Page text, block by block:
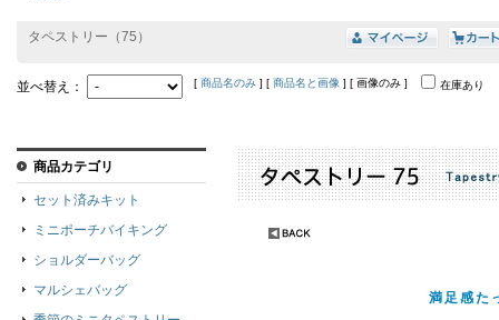
タペストリー（75）
並べ替え： [ 商品名のみ ] [ 商品名と画像 ] [ 画像のみ ] 在庫あり
満足感た
商品カテゴリ
セット済みキット
ミニポーチバイキング
ショルダーバッグ
マルシェバッグ